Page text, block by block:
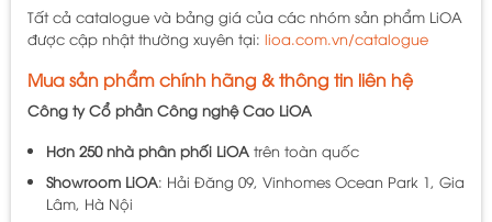
Tất cả catalogue và bảng giá của các nhóm sản phẩm LiOA
được cập nhật thường xuyên tại: lioa.com.vn/catalogue
Mua sản phẩm chính hãng & thông tin liên hệ
Công ty Cổ phần Công nghệ Cao LiOA
Hơn 250 nhà phân phối LiOAtrên toàn quốc
Showroom LiOA: Hải Đăng 09, Vinhomes Ocean Park 1, Gia
Lâm, Hà Nội